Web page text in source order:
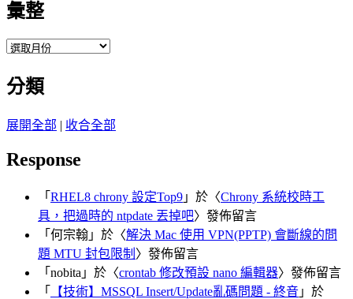
彙整
彙
分類
展開全部 | 收合全部
Response
「 RHEL8 chrony 設定Top9 」於〈Chrony 系統校時工
具，把過時的 ntpdate 丟掉吧〉發佈留言
「 何宗翰 」於〈解決 Mac 使用 VPN(PPTP) 會斷線的問
題 MTU 封包限制 〉發佈留言
「 nobita 」於〈crontab 修改預設 nano 編輯器〉發佈留言
「
【技術】MSSQL Insert/Update亂碼問題 - 終音 」於